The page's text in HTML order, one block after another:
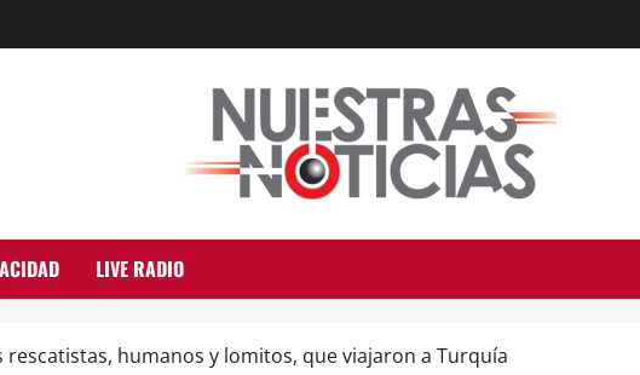
LIVE RADIO
humanos y lomitos, que viajaron a Turquía